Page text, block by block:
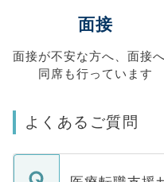
面接
面接が不安な方へ、 面接
同席も行っています
よくあるご質問